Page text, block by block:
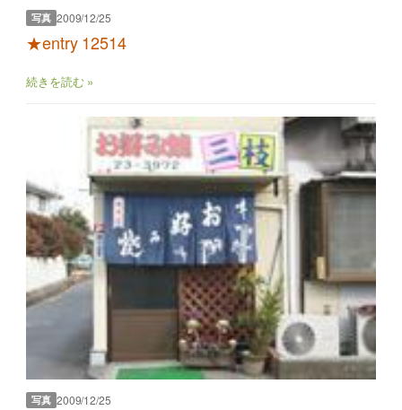
写真 2009/12/25
★entry 12514
続きを読む »
写真 2009/12/25